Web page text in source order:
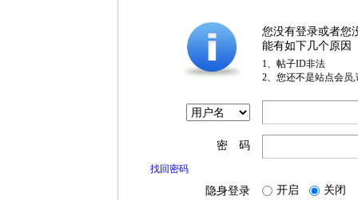
您没有登录或者您
能有如下几个原因
1、帖子ID非法
2、您还不是站点会员
密 码
找回密码
隐身登录 开启 关闭